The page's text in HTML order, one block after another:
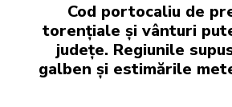
Cod portocaliu de
torențiale și vânturi
județe. Regiunile
galben și estimările